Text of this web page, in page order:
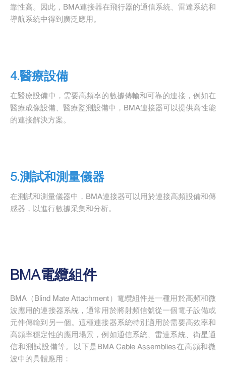
靠性高。因此，BMA連接器在飛行器的通信系統、雷達系統和
導航系統中得到廣泛應用。
4.醫療設備
在醫療設備中，需要高頻率的數據傳輸和可靠的連接，例如在
醫療成像設備、醫療監測設備中，BMA連接器可以提供高性能
的連接解決方案。
5.測試和測量儀器
在測試和測量儀器中，BMA連接器可以用於連接高頻設備和傳
感器，以進行數據采集和分析。
BMA電纜組件
BMA（Blind Mate Attachment）電纜組件是一種用於高頻和微
波應用的連接器系統，通常用於將射頻信號從一個電子設備或
元件傳輸到另一個。這種連接器系統特別適用於需要高效率和
高頻率穩定性的應用場景，例如通信系統、雷達系統、衛星通
信和測試設備等。以下是BMA Cable Assemblies在高頻和微
波中的具體應用：